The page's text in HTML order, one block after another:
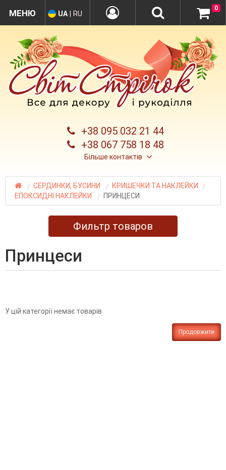
+38 095 032 21 44
+38 067 758 18 48
Більше контактів
UA RU
0
СЕРДИНКИ, БУСИНИ
КРИШЕЧКИ ТА НАКЛЕЙКИ
ЕПОКСИДНІ НАКЛЕЙКИ
ПРИНЦЕСИ
Фильтр товаров
принцеси
У цій категорії немає товарів
Продовжити